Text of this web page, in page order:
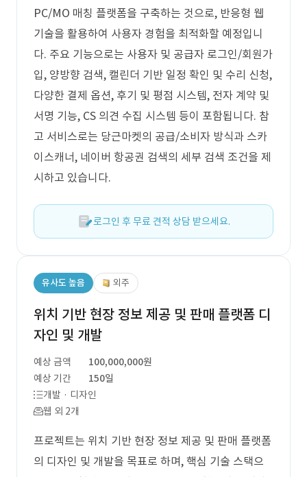
PC/MO 매칭 플랫폼을 구축하는 것으로, 반응형 웹
기술을 활용하여 사용자 경험을 최적화할 예정입니
다. 주요 기능으로는 사용자 및 공급자 로그인/회원가
입, 양방향 검색, 캘린더 기반 일정 확인 및 수리 신청,
다양한 결제 옵션, 후기 및 평점 시스템, 전자 계약 및
서명 기능, CS 의견 수집 시스템 등이 포함됩니다. 참
고 서비스로는 당근마켓의 공급/소비자 방식과 스카
이스캐너, 네이버 항공권 검색의 세부 검색 조건을 제
시하고 있습니다.
로그인 후 무료 견적 상담 받으세요.
유사도 높음 외주
위치 기반 현장 정보 제공 및 판매 플랫폼 디
자인 및 개발
예상 금액
100,000,000원
예상 기간
150일
개발 · 디자인
웹 외 2개
프로젝트는 위치 기반 현장 정보 제공 및 판매 플랫폼
의 디자인 및 개발을 목표로 하며, 핵심 기술 스택으